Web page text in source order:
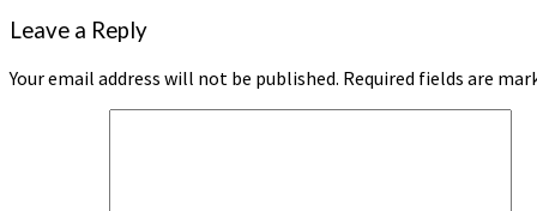
Leave a Reply
Your email address will not be published. Required fields are